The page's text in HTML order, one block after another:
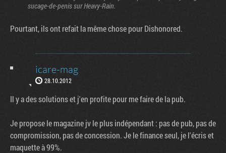
sucage-de-penis sur Heavy-Rain.
Pourtant, ils ont refait la même chose pour Dishonored.
icare-mag
28.10.2012
Il y a des solutions et j'en profite pour me faire de la pub.
Je propose le magazine jv le plus indépendant : pas de pub, pas de
compromission, pas de concession. Je le finance seul, je l'écris et
maquette à 99%.